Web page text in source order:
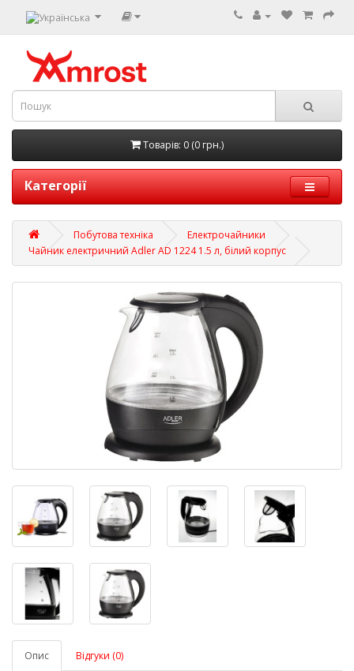
Товарів: 0 (0 грн.)
Категорії
Побутова техніка
Електрочайники
Чайник електричний Adler AD 1224 1.5 л, білий корпус
Опис Відгуки (0)